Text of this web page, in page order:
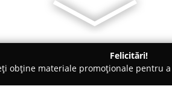
Felicitări!
obține materiale promoționale pentru